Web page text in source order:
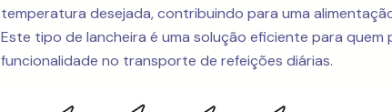
temperatura desejada, contribuindo para uma
Este tipo de lancheira é uma solução eficiente para
funcionalidade no transporte de refeições diárias.